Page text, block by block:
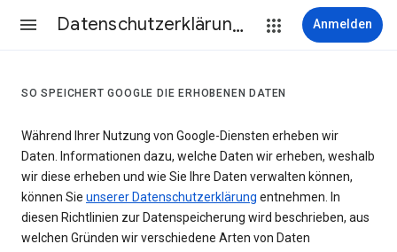
Datenschutzerklärung & Nutzungsbedingungen Anmelden
SO SPEICHERT GOOGLE DIE ERHOBENEN DATEN
Während Ihrer Nutzung von Google-Diensten erheben wir
Daten. Informationen dazu, welche Daten wir erheben, weshalb
wir diese erheben und wie Sie Ihre Daten verwalten können,
können Sie unserer Datenschutzerklärung entnehmen. In
diesen Richtlinien zur Datenspeicherung wird beschrieben, aus
welchen Gründen wir verschiedene Arten von Daten